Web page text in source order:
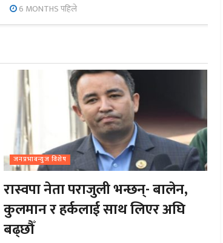
6 MONTHS पहिले
जनप्रभाबन्युज विशेष
रास्वपा नेता पराजुली भन्छन्- बालेन,
कुलमान र हर्कलाई साथ लिएर अघि
बढ्छौँ